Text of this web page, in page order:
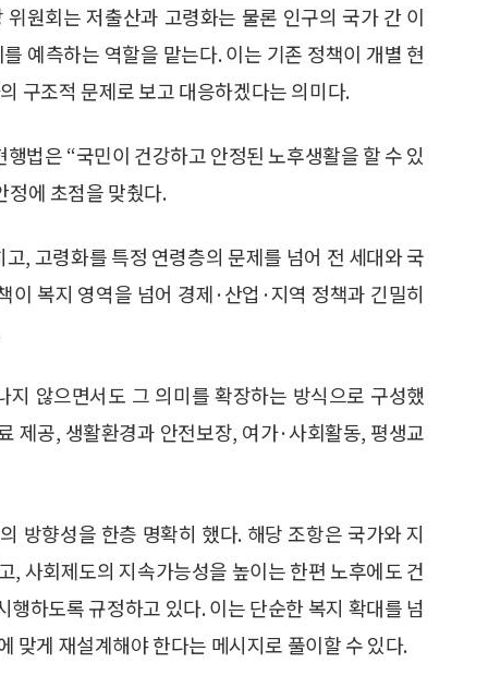
원회는 저출산과 고령화는 물론 인구의 국가 간 이
예측하는 역할을 맡는다. 이는 기존 정책이 개별 현
구조적 문제로 보고 대응하겠다는 의미다.
법은 “국민이 건강하고 안정된 노후생활을 할 수 있
정에 초점을 맞췄다.
, 고령화를 특정 연령층의 문제를 넘어 전 세대와 국
복지 영역을 넘어 경제·산업·지역 정책과 긴밀히
않으면서도 그 의미를 확장하는 방식으로 구성했
제공, 생활환경과 안전보장, 여가·사회활동, 평생교
방향성을 한층 명확히 했다. 해당 조항은 국가와 지
사회제도의 지속가능성을 높이는 한편 노후에도 건
하도록 규정하고 있다. 이는 단순한 복지 확대를 넘
맞게 재설계해야 한다는 메시지로 풀이할 수 있다.